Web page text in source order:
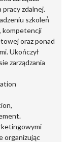
pracy zdalnej.
szkoleń́
kompetencji
oraz ponad
Ukończył
zarządzania
organizując